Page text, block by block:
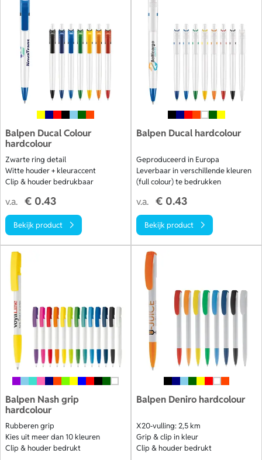
Balpen Ducal Colour
hardcolour
Zwarte ring detail
Witte houder + kleuraccent
Clip & houder bedrukbaar
v.a. € 0.43
Bekijk product
Balpen Ducal hardcolour
Geproduceerd in Europa
Leverbaar in verschillende kleuren
(full colour) te bedrukken
v.a. € 0.43
Bekijk product
Balpen Nash grip
hardcolour
Rubberen grip
Kies uit meer dan 10 kleuren
Clip & houder bedrukt
Balpen Deniro hardcolour
X20‑vulling: 2,5 km
Grip & clip in kleur
Clip & houder bedrukt